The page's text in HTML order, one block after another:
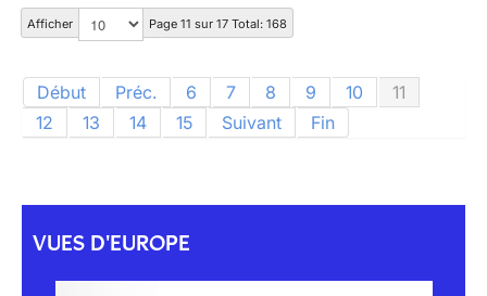
Afficher Page 11 sur 17 Total: 168
Début Préc. 6 7 8 9 10
11
12
13 14 15 Suivant Fin
VUES D'EUROPE